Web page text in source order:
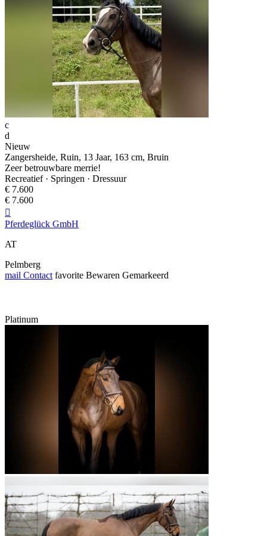
c
d
Nieuw
Zangersheide, Ruin, 13 Jaar, 163 cm, Bruin
Zeer betrouwbare merrie!
Recreatief · Springen · Dressuur
€ 7.600
€ 7.600

Pferdeglück GmbH
AT
Pelmberg
mail Contact favorite Bewaren Gemarkeerd
Platinum